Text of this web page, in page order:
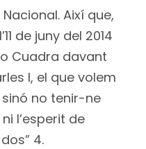
Així que,
de juny del 2014
Cuadra davant
I, el que volem
sinó no tenir-ne
l’esperit de
4.